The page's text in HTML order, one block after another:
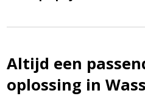
Altijd een
oplossing in